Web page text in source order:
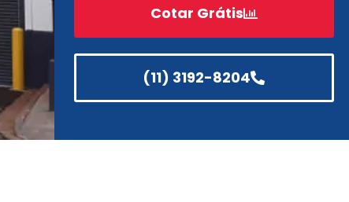
Cotar Grátis
(11) 3192-8204